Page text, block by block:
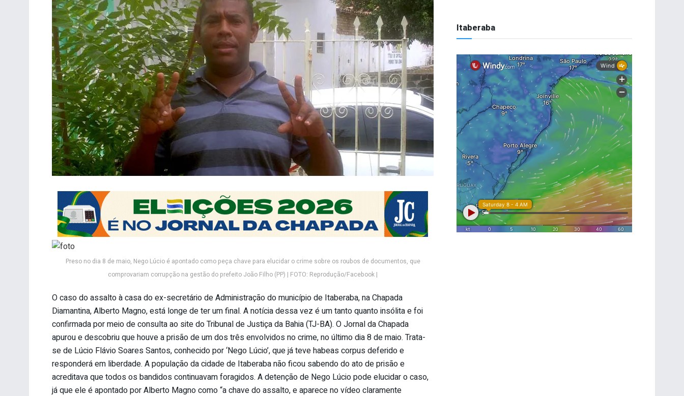
Preso no dia 8 de maio, Nego Lúcio é apontado como peça chave para elucidar o crime sobre os roubos de documentos, que
comprovariam corrupção na gestão do prefeito João Filho (PP) | FOTO: Reprodução/Facebook |
O caso do assalto à casa do ex-secretário de Administração do município de Itaberaba, na Chapada
Diamantina, Alberto Magno, está longe de ter um final. A notícia dessa vez é um tanto quanto insólita e foi
confirmada por meio de consulta ao site do Tribunal de Justiça da Bahia (TJ-BA). O Jornal da Chapada
apurou e descobriu que houve a prisão de um dos três envolvidos no crime, no último dia 8 de maio. Trata-
se de Lúcio Flávio Soares Santos, conhecido por ‘Nego Lúcio’, que já teve habeas corpus deferido e
responderá em liberdade. A população da cidade de Itaberaba não ficou sabendo do ato de prisão e
acreditava que todos os bandidos continuavam foragidos. A detenção de Nego Lúcio pode elucidar o caso,
já que ele é apontado por Alberto Magno como “a chave do assalto, e aparece no vídeo claramente
Itaberaba